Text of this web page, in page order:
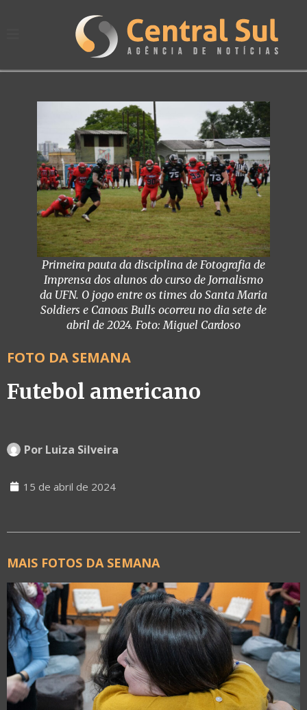
Primeira pauta da disciplina de Fotografia de
Imprensa dos alunos do curso de Jornalismo
da UFN. O jogo entre os times do Santa Maria
Soldiers e Canoas Bulls ocorreu no dia sete de
abril de 2024. Foto: Miguel Cardoso
FOTO DA SEMANA
Futebol americano
Por Luiza Silveira
15 de abril de 2024
MAIS FOTOS DA SEMANA